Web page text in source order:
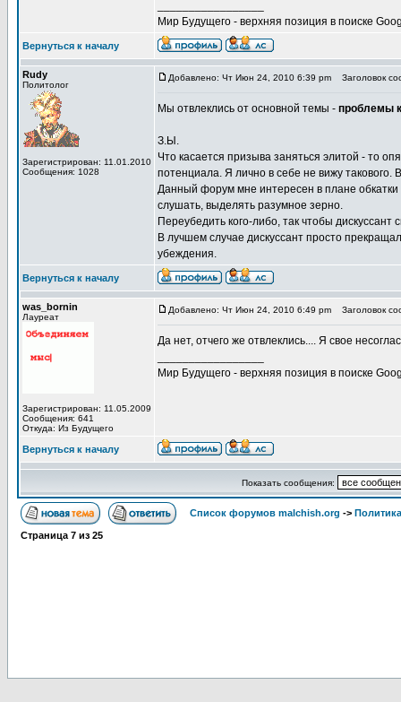
Мир Будущего - верхняя позиция в поиске
Вернуться к началу
Rudy
Политолог
Зарегистрирован: 11.01.2010
Сообщения: 1028
Добавлено: Чт Июн 24, 2010 6:39 pm Заголовок
Мы отвлеклись от основной темы - проблемы
З.Ы.
Что касается призыва заняться элитой - то
потенциала. Я лично в себе не вижу
Данный форум мне интересен в плане
слушать, выделять разумное зерно.
Переубедить кого-либо, так чтобы
В лучшем случае дискуссант просто
убеждения.
Вернуться к началу
was_bornin
Лауреат
Зарегистрирован: 11.05.2009
Сообщения: 641
Откуда: Из Будущего
Добавлено: Чт Июн 24, 2010 6:49 pm Заголовок
Да нет, отчего же отвлеклись.... Я свое
Мир Будущего - верхняя позиция в поиске
Вернуться к началу
Показать сообщения:
Список форумов malchish.org ->
Страница 7 из 25